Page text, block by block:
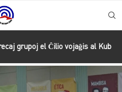
Ĉilio vojaĝis al Kubo por la